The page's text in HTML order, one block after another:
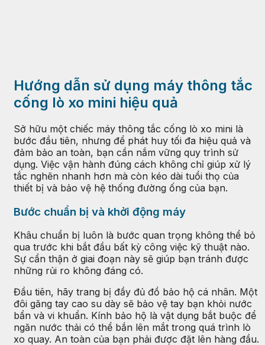
Hướng dẫn sử dụng máy thông tắc
cống lò xo mini hiệu quả
Sở hữu một chiếc máy thông tắc cống lò xo mini là
bước đầu tiên, nhưng để phát huy tối đa hiệu quả và
đảm bảo an toàn, bạn cần nắm vững quy trình sử
dụng. Việc vận hành đúng cách không chỉ giúp xử lý
tắc nghẽn nhanh hơn mà còn kéo dài tuổi thọ của
thiết bị và bảo vệ hệ thống đường ống của bạn.
Bước chuẩn bị và khởi động máy
Khâu chuẩn bị luôn là bước quan trọng không thể bỏ
qua trước khi bắt đầu bất kỳ công việc kỹ thuật nào.
Sự cẩn thận ở giai đoạn này sẽ giúp bạn tránh được
những rủi ro không đáng có.
Đầu tiên, hãy trang bị đầy đủ đồ bảo hộ cá nhân. Một
đôi găng tay cao su dày sẽ bảo vệ tay bạn khỏi nước
bẩn và vi khuẩn. Kính bảo hộ là vật dụng bắt buộc để
ngăn nước thải có thể bắn lên mắt trong quá trình lò
xo quay. An toàn của bạn phải được đặt lên hàng đầu.